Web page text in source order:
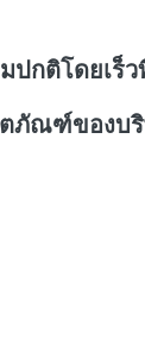
ปกติโดยเร็
ภัณฑ์ของบริ